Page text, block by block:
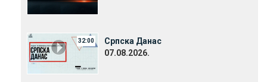
32:00
Српска Данас
07.08.2026.